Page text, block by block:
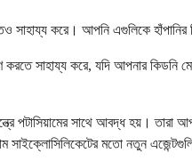
সাহায্য করে। আপনি এগুলিকে
করতে সাহায্য করে, যদি আপনার
পটাসিয়ামের সাথে আবদ্ধ হয়।
সাইক্লোসিলিকেটের মতো নতুন